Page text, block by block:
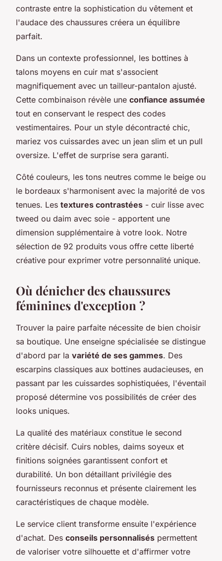
contraste entre la sophistication du vêtement et
l'audace des chaussures créera un équilibre
parfait.
Dans un contexte professionnel, les bottines à
talons moyens en cuir mat s'associent
magnifiquement avec un tailleur-pantalon ajusté.
Cette combinaison révèle une confiance assumée
tout en conservant le respect des codes
vestimentaires. Pour un style décontracté chic,
mariez vos cuissardes avec un jean slim et un pull
oversize. L'effet de surprise sera garanti.
Côté couleurs, les tons neutres comme le beige ou
le bordeaux s'harmonisent avec la majorité de vos
tenues. Les textures contrastées - cuir lisse avec
tweed ou daim avec soie - apportent une
dimension supplémentaire à votre look. Notre
sélection de 92 produits vous offre cette liberté
créative pour exprimer votre personnalité unique.
Où dénicher des chaussures
féminines d'exception ?
Trouver la paire parfaite nécessite de bien choisir
sa boutique. Une enseigne spécialisée se distingue
d'abord par la variété de ses gammes. Des
escarpins classiques aux bottines audacieuses, en
passant par les cuissardes sophistiquées, l'éventail
proposé détermine vos possibilités de créer des
looks uniques.
La qualité des matériaux constitue le second
critère décisif. Cuirs nobles, daims soyeux et
finitions soignées garantissent confort et
durabilité. Un bon détaillant privilégie des
fournisseurs reconnus et présente clairement les
caractéristiques de chaque modèle.
Le service client transforme ensuite l'expérience
d'achat. Des conseils personnalisés permettent
de valoriser votre silhouette et d'affirmer votre